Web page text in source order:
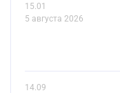
15.01
5 августа 2026
14.09